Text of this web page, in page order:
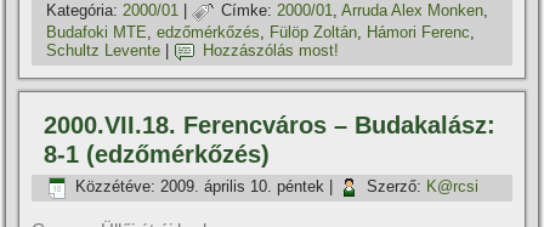
Kategória: 2000/01 | Címke: 2000/01,Arruda Alex Monken,
Budafoki MTE ,edzőmérkőzés Fülöp Zoltán Hámori Ferenc
Schultz Levente
Hozzászólás most!
2000.VII.18. Ferencváros – Budakalász:
8-1 (edzőmérkőzés)
Közzétéve: 2009. április 10. péntek Szerző: K@rcsi